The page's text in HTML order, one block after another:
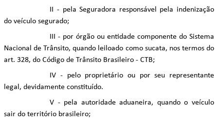
II - pela Seguradora responsável pela indenização
do veículo segurado;
III - por órgão ou entidade componente do Sistema
Nacional de Trânsito, quando leiloado como sucata, nos termos do
art. 328, do Código de Trânsito Brasileiro - CTB;
IV - pelo proprietário ou por seu representante
legal, devidamente constituído.
V - pela autoridade aduaneira, quando o veículo
sair do território brasileiro;